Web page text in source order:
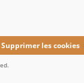
Supprimer les cookies